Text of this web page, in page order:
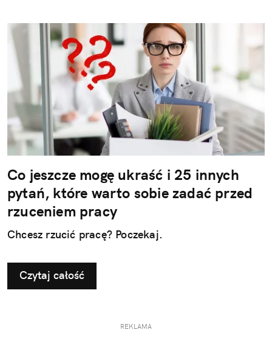
Co jeszcze mogę ukraść i 25 innych
pytań, które warto sobie zadać przed
rzuceniem pracy
Chcesz rzucić pracę? Poczekaj.
Czytaj całość
REKLAMA